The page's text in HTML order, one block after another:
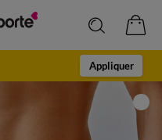
Appliquer